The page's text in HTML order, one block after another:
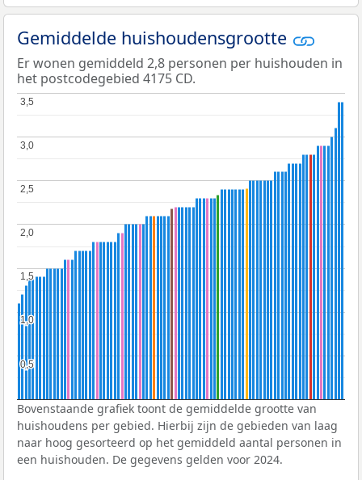
Gemiddelde huishoudensgrootte
Er wonen gemiddeld 2,8 personen per huishouden in
het postcodegebied 4175 CD.
0,5
0,5
1,0
1,0
1,5
1,5
2,0
2,0
2,5
2,5
3,0
3,0
3,5
3,5
Bovenstaande grafiek toont de gemiddelde grootte van
huishoudens per gebied. Hierbij zijn de gebieden van laag
naar hoog gesorteerd op het gemiddeld aantal personen in
een huishouden. De gegevens gelden voor 2024.